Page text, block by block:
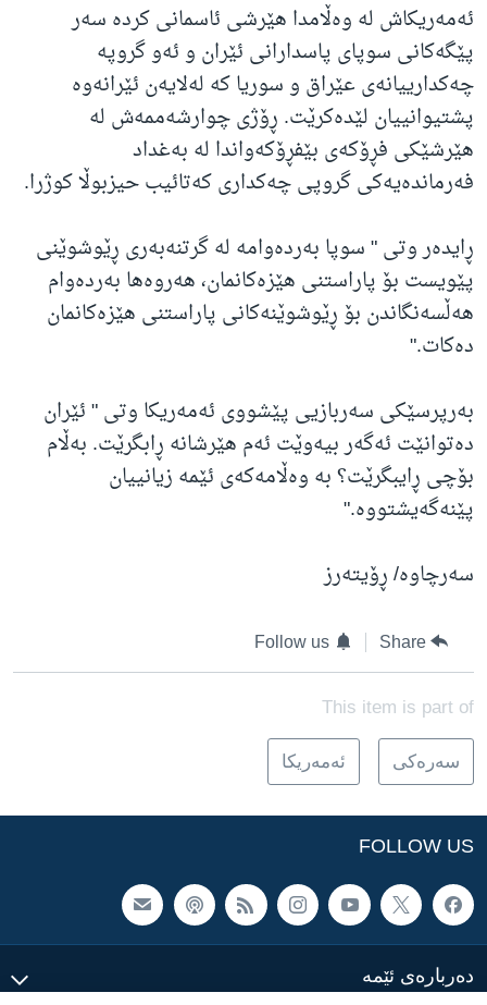
ئەمەریکاش لە وەڵامدا هێرشی ئاسمانی کردە سەر
پێگەکانی سوپای پاسدارانی ئێران و ئەو گروپە
چەکدارییانەی عێراق و سوریا کە لەلایەن ئێرانەوە
پشتیوانییان لێدەکرێت. ڕۆژی چوارشەممەش لە
هێرشێکی فڕۆکەی بێفڕۆکەواندا لە بەغداد
فەرماندەیەکی گروپی چەکداری کەتائیب حیزبوڵا کوژرا.
ڕایدەر وتی " سوپا بەردەوامە لە گرتنەبەری ڕێوشوێنی
پێویست بۆ پاراستنی هێزەکانمان، هەروەها بەردەوام
هەڵسەنگاندن بۆ ڕێوشوێنەکانی پاراستنی هێزەکانمان
دەکات."
بەرپرسێکی سەربازیی پێشووی ئەمەریکا وتی " ئێران
دەتوانێت ئەگەر بیەوێت ئەم هێرشانە ڕابگرێت. بەڵام
بۆچی ڕایبگرێت؟ بە وەڵامەکەی ئێمە زیانییان
پێنەگەیشتووە."
سەرچاوە/ ڕۆیتەرز
Share
Follow us
This item is part of
سه‌ره‌کی ئه‌مه‌ریکا
FOLLOW US
ده‌رباره‌ی ئێمه‌